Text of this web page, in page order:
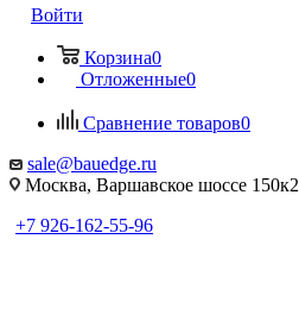
Войти
Корзина0
Отложенные0
Сравнение товаров0
sale@bauedge.ru
Москва, Варшавское шоссе 150к2
+7 926-162-55-96